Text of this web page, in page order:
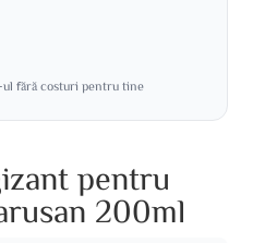
fără costuri pentru tine
pentru
200ml